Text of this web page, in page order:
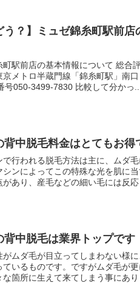
う？】ミュゼ錦糸町駅前
町駅前店の基本情報について
京メトロ半蔵門線「錦糸町駅」南
号050-3499-7830 比較して分かっ
背中脱毛料金はとてもお得
で行われる脱毛方法は主に、ムダ
シンによってこの特殊な光を肌に
があり、産毛などの細い毛には反
背中脱毛は業界トップです
がムダ毛が目立ってしまわない様
ているものです。ですがムダ毛が
な箇所に生えて来てしまう事にあ